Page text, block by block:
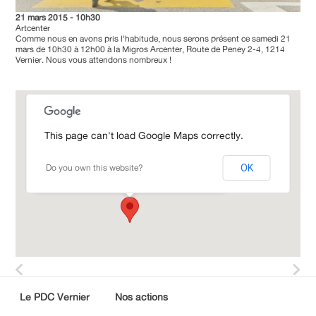
21 mars 2015 - 10h30
Artcenter
Comme nous en avons pris l'habitude, nous serons présent ce samedi 21
mars de 10h30 à 12h00 à la Migros Arcenter, Route de Peney 2-4, 1214
Vernier. Nous vous attendons nombreux !
Route de Peney 2-4 - Vernier
This page can't load Google Maps correctly.
Do you own this website? OK
Le PDC Vernier Nos actions